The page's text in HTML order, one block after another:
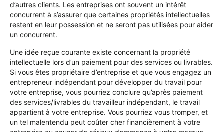
d’autres clients. Les entreprises ont souvent un intérêt
concurrent à s’assurer que certaines propriétés intellectuelles
restent en leur possession et ne seront pas utilisées pour aider
un concurrent.
Une idée reçue courante existe concernant la propriété
intellectuelle lors d’un paiement pour des services ou livrables.
Si vous êtes propriétaire d’entreprise et que vous engagez un
entrepreneur indépendant pour développer du travail pour
votre entreprise, vous pourriez conclure qu’après paiement
des services/livrables du travailleur indépendant, le travail
appartient à votre entreprise. Vous pourriez vous tromper, et
un tel malentendu peut coûter cher financièrement à votre